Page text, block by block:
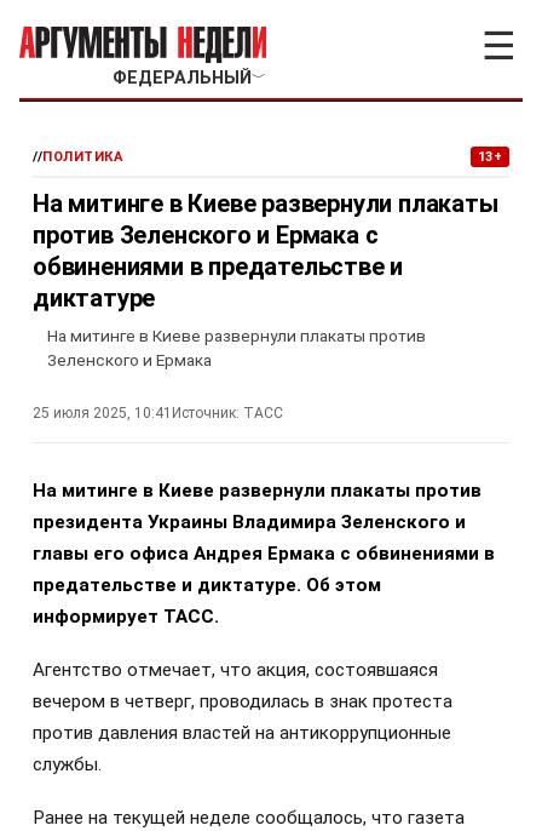
ФЕДЕРАЛЬНЫЙ ﹀
☰
//ПОЛИТИКА 13+
На митинге в Киеве развернули плакаты
против Зеленского и Ермака с
обвинениями в предательстве и
диктатуре
На митинге в Киеве развернули плакаты против
Зеленского и Ермака
25 июля 2025, 10:41 Источник: ТАСС
На митинге в Киеве развернули плакаты против
президента Украины Владимира Зеленского и
главы его офиса Андрея Ермака с обвинениями в
предательстве и диктатуре. Об этом
информирует ТАСС.
Агентство отмечает, что акция, состоявшаяся
вечером в четверг, проводилась в знак протеста
против давления властей на антикоррупционные
службы.
Ранее на текущей неделе сообщалось, что газета